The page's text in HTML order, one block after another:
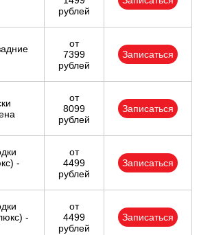
рублей
от
7399
рублей
Записаться
от
8099
рублей
Записаться
-
от
4499
рублей
Записаться
-
от
4499
рублей
Записаться